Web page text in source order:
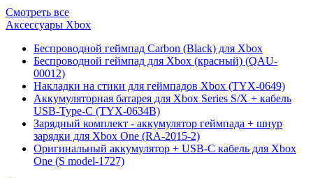
Смотреть все
Аксессуары Xbox
Беспроводной геймпад Carbon (Black) для Xbox
Беспроводной геймпад для Xbox (красный) (QAU-
00012)
Накладки на стики для геймпадов Xbox (TYX-0649)
Аккумуляторная батарея для Xbox Series S/X + кабель
USB-Type-C (TYX-0634B)
Зарядный комплект - аккумулятор геймпада + шнур
зарядки для Xbox One (RA-2015-2)
Оригинальный аккумулятор + USB-C кабель для Xbox
One (S model-1727)